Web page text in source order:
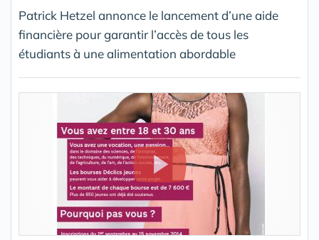
Patrick Hetzel annonce le lancement d’une aide
financière pour garantir l’accès de tous les
étudiants à une alimentation abordable